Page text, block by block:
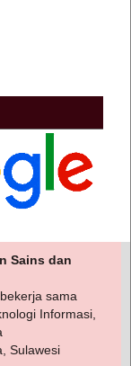
Sains dan
sama
Informasi,
Sulawesi